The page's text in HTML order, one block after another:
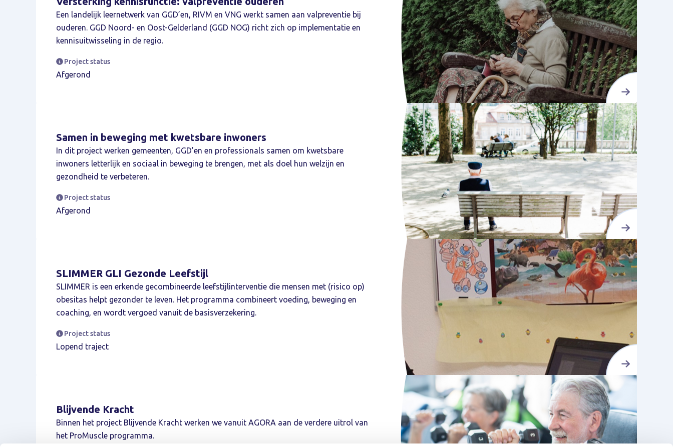
Een landelijk leernetwerk van GGD’en, RIVM en VNG werkt samen aan valpreventie bij
ouderen. GGD Noord- en Oost-Gelderland (GGD NOG) richt zich op implementatie en
kennisuitwisseling in de regio.
Project status
Afgerond
Samen in beweging met kwetsbare inwoners
In dit project werken gemeenten, GGD’en en professionals samen om kwetsbare
inwoners letterlijk en sociaal in beweging te brengen, met als doel hun welzijn en
gezondheid te verbeteren. ​
Project status
Afgerond
SLIMMER GLI Gezonde Leefstijl
SLIMMER is een erkende gecombineerde leefstijlinterventie die mensen met (risico op)
obesitas helpt gezonder te leven. Het programma combineert voeding, beweging en
coaching, en wordt vergoed vanuit de basisverzekering.
Project status
Lopend traject
Blijvende Kracht
Binnen het project Blijvende Kracht werken we vanuit AGORA aan de verdere uitrol van
het ProMuscle programma.